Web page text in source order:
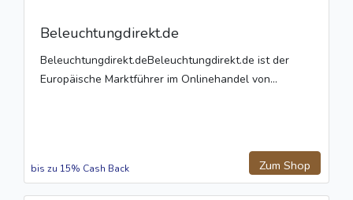
Beleuchtungdirekt.de
Beleuchtungdirekt.deBeleuchtungdirekt.de ist der
Europäische Marktführer im Onlinehandel von...
Zum Shop
bis zu 15% Cash Back